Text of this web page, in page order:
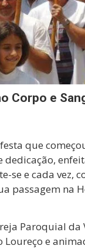
Corpo e
que
dedicação,
se e cada vez,
passagem na
Paroquial
e